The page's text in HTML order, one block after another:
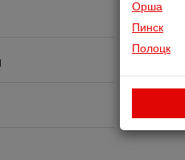
Орша
Пинск
Полоцк